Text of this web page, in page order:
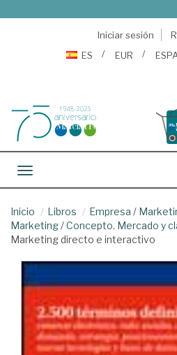
Iniciar sesión
ES
EUR
Toggle navigation
Inicio Libros Empresa /
Marketing/Concepto. Mercado y
Marketing directo e interactivo